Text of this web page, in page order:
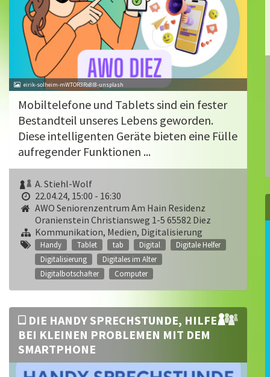
eirik-solheim-mWTOR3Rx8l8-unsplash
Mobiltelefone und Tablets sind ein fester
Bestandteil unseres Lebens geworden.
Diese intelligenten Geräte bieten eine Fülle
aufregender Funktionen ...
A. Stiehl-Wolf
22.04.24, 15:00 - 16:30
AWO Seniorenzentrum Am Hain Residenz
Oranienstein Christiansweg 1-5 65582 Diez
Kommunikation, Medien, Digitalisierung
Handy Tablet tab Digital
Digitale Helfer
Digitalisierung
Digitales im Alter
Digitalbotschafter
Computer
DIE HANDY SPRECHSTUNDE, HILFE
BEI KLEINEN PROBLEMEN MIT DEM
SMARTPHONE